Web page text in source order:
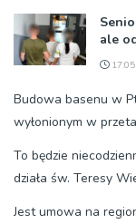
ale
17:05
Budowa basenu w
wyłonionym w
To będzie
działa św. Teresy
Jest umowa na